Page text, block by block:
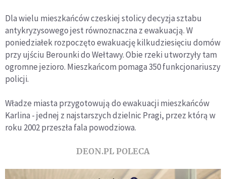
Dla wielu mieszkańców czeskiej stolicy decyzja sztabu
antykryzysowego jest równoznaczna z ewakuacją. W
poniedziałek rozpoczęto ewakuację kilkudziesięciu domów
przy ujściu Berounki do Wełtawy. Obie rzeki utworzyły tam
ogromne jezioro. Mieszkańcom pomaga 350 funkcjonariuszy
policji.
Władze miasta przygotowują do ewakuacji mieszkańców
Karlina - jednej z najstarszych dzielnic Pragi, przez którą w
roku 2002 przeszła fala powodziowa.
DEON.PL POLECA